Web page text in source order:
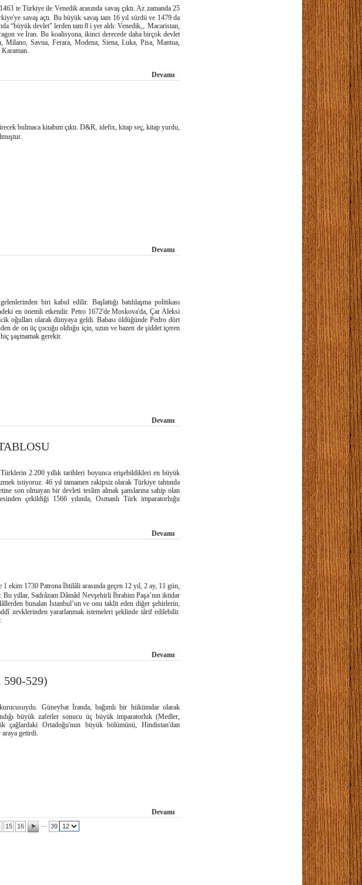
te Türkiye ile Venedik arasında savaş çıktı. Az zamanda 25
savaş açtı. Bu büyük savaş tam 16 yıl sürdü ve 1479 da
“büyük devlet" lerden tam 8 i yer aldı: Venedik,,. Macaristan,
ve İran. Bu koalisyona, ikinci derecede daha birçok devlet
Milano, Savua, Ferara, Modena, Siena, Luka, Pisa, Mantua,
Devamı
bulmaca kitabım çıktı. D&R, idefix, kitap seç, kitap yurdu,
Devamı
biri kabul edilir. Başlattığı batılılaşma politikası
en önemli etkendir. Petro 1672'de Moskova'da, Çar Aleksi
oğulları olarak dünyaya geldi. Babası öldüğünde Pedro dört
de on üç çocuğu olduğu için, uzun ve bazen de şiddet içeren
şaşmamak gerekir.
Devamı
Türklerin 2.200 yıllık tarihleri boyunca erişebildikleri en büyük
istiyoruz. 46 yıl tamamen rakipsiz olarak Türkiye tahtında
son olmayan bir devleti teslim almak şanslarına sahip olan
çekildiği 1566 yılında, Osmanlı Türk imparatorluğu
Devamı
1 ekim 1730 Patrona İhtilâli arasında geçen 12 yıl, 2 ay, 11 gün,
yıllar, Sadrâzam Dâmâd Nevşehirli İbrahim Paşa’nın iktidar
bunalan İstanbul’un ve onu taklit eden diğer şehirlerin,
zevklerinden yararlanmak istemeleri şeklinde târif edilebilir.
Devamı
590-529)
Güneybat İranda, bağımlı bir hükümdar olarak
büyük zaferler sonucu üç büyük imparatorluk (Medler,
Ortadoğu'nun büyük bölümünü, Hindistan'dan
getirdi.
Devamı
15 16 39